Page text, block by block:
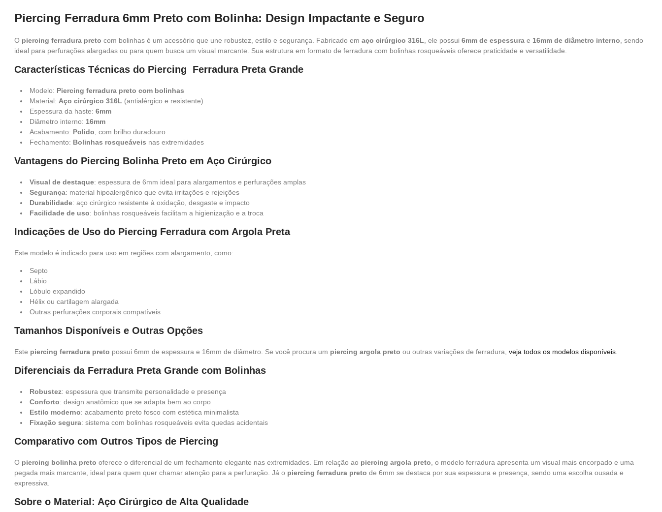
Piercing Ferradura 6mm Preto com Bolinha: Design Impactante e Seguro
O piercing ferradura preto com bolinhas é um acessório que une robustez, estilo e segurança. Fabricado em aço cirúrgico 316L , ele possui 6mm de espessura e 16mm de diâmetro interno , sendo
ideal para perfurações alargadas ou para quem busca um visual marcante. Sua estrutura em formato de ferradura com bolinhas rosqueáveis oferece praticidade e versatilidade.
Características Técnicas do Piercing Ferradura Preta Grande
Modelo: Piercing ferradura preto com bolinhas
Material: Aço cirúrgico 316L (antialérgico e resistente)
Espessura da haste: 6mm
Diâmetro interno: 16mm
Acabamento: Polido , com brilho duradouro
Fechamento: Bolinhas rosqueáveis nas extremidades
Vantagens do Piercing Bolinha Preto em Aço Cirúrgico
Visual de destaque: espessura de 6mm ideal para alargamentos e perfurações amplas
Segurança: material hipoalergênico que evita irritações e rejeições
Durabilidade: aço cirúrgico resistente à oxidação, desgaste e impacto
Facilidade de uso: bolinhas rosqueáveis facilitam a higienização e a troca
Indicações de Uso do Piercing Ferradura com Argola Preta
Este modelo é indicado para uso em regiões com alargamento, como:
Septo
Lábio
Lóbulo expandido
Hélix ou cartilagem alargada
Outras perfurações corporais compatíveis
Tamanhos Disponíveis e Outras Opções
Este piercing ferradura preto possui 6mm de espessura e 16mm de diâmetro. Se você procura um piercing argola preto ou outras variações de ferradura, veja todos os modelos disponíveis
Diferenciais da Ferradura Preta Grande com Bolinhas
Robustez: espessura que transmite personalidade e presença
Conforto: design anatômico que se adapta bem ao corpo
Estilo moderno: acabamento preto fosco com estética minimalista
Fixação segura: sistema com bolinhas rosqueáveis evita quedas acidentais
Comparativo com Outros Tipos de Piercing
O piercing bolinha preto oferece o diferencial de um fechamento elegante nas extremidades. Em relação ao piercing argola preto , o modelo ferradura apresenta um visual mais encorpado e uma
pegada mais marcante, ideal para quem quer chamar atenção para a perfuração. Já o piercing ferradura preto de 6mm se destaca por sua espessura e presença, sendo uma escolha ousada e
expressiva.
Sobre o Material: Aço Cirúrgico de Alta Qualidade